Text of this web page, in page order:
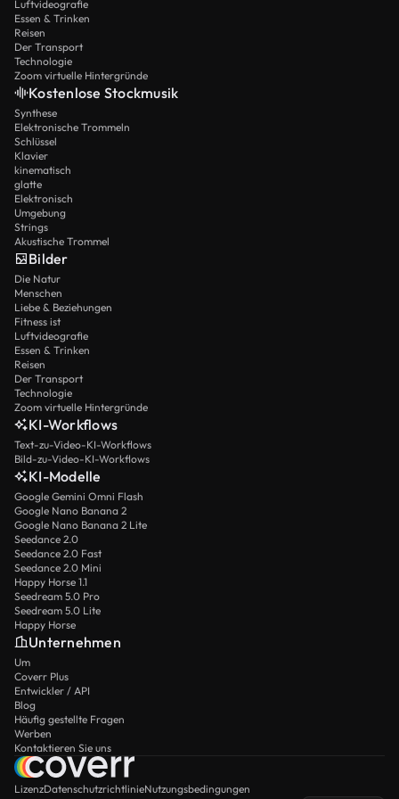
Luftvideografie
Essen & Trinken
Reisen
Der Transport
Technologie
Zoom virtuelle Hintergründe
Kostenlose Stockmusik
Synthese
Elektronische Trommeln
Schlüssel
Klavier
kinematisch
glatte
Elektronisch
Umgebung
Strings
Akustische Trommel
Bilder
Die Natur
Menschen
Liebe & Beziehungen
Fitness ist
Luftvideografie
Essen & Trinken
Reisen
Der Transport
Technologie
Zoom virtuelle Hintergründe
KI-Workflows
Text-zu-Video-KI-Workflows
Bild-zu-Video-KI-Workflows
KI-Modelle
Google Gemini Omni Flash
Google Nano Banana 2
Google Nano Banana 2 Lite
Seedance 2.0
Seedance 2.0 Fast
Seedance 2.0 Mini
Happy Horse 1.1
Seedream 5.0 Pro
Seedream 5.0 Lite
Happy Horse
Unternehmen
Um
Coverr Plus
Entwickler / API
Blog
Häufig gestellte Fragen
Werben
Kontaktieren Sie uns
LizenzDatenschutzrichtlinieNutzungsbedingungen